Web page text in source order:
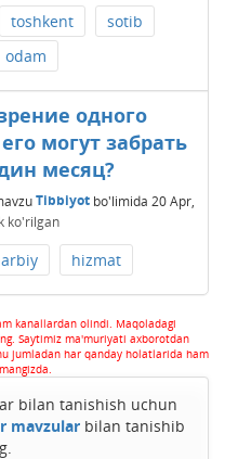
toshkent
sotib
odam
одного
могут забрать
месяц?
Tibbiyotbo'limida 20 Apr,
ko'rilgan
hizmat
kanallardan olindi. Maqoladagi
Saytimiz ma'muriyati axborotdan
jumladan har qanday holatlarida ham
bilan tanishish uchun
mavzular bilan tanishib